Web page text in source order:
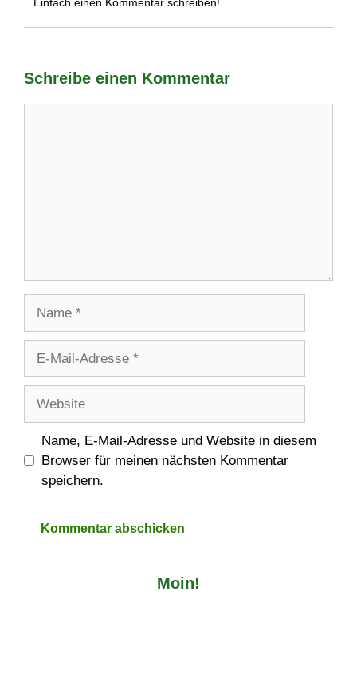
Einfach einen Kommentar schreiben!
Schreibe einen Kommentar
Adresse
Name, E-Mail-Adresse und Website in diesem
Browser für meinen nächsten Kommentar
speichern.
Moin!